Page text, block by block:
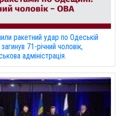
ракетний удар по Одеській
71-річний чоловік,
адміністрація.